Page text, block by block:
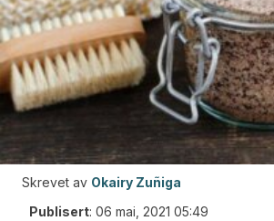
Skrevet av Okairy Zuñiga
Publisert: 06 mai, 2021 05:49